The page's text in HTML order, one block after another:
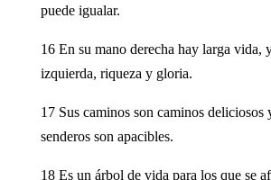
puede igualar.
16 En su mano derecha hay larga vida,
izquierda, riqueza y gloria.
17 Sus caminos son caminos deliciosos
senderos son apacibles.
18 Es un árbol de vida para los que se